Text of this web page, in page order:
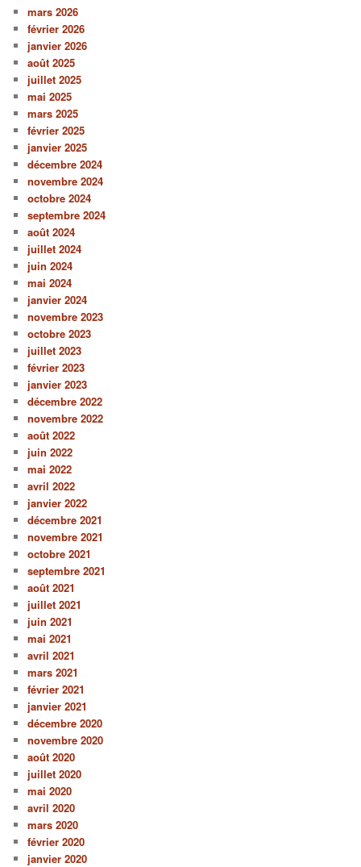
mars 2026
février 2026
janvier 2026
août 2025
juillet 2025
mai 2025
mars 2025
février 2025
janvier 2025
décembre 2024
novembre 2024
octobre 2024
septembre 2024
août 2024
juillet 2024
juin 2024
mai 2024
janvier 2024
novembre 2023
octobre 2023
juillet 2023
février 2023
janvier 2023
décembre 2022
novembre 2022
août 2022
juin 2022
mai 2022
avril 2022
janvier 2022
décembre 2021
novembre 2021
octobre 2021
septembre 2021
août 2021
juillet 2021
juin 2021
mai 2021
avril 2021
mars 2021
février 2021
janvier 2021
décembre 2020
novembre 2020
août 2020
juillet 2020
mai 2020
avril 2020
mars 2020
février 2020
janvier 2020